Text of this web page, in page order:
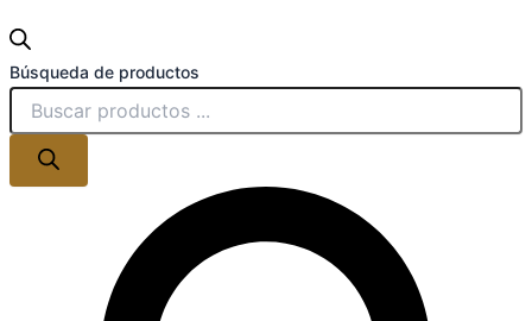
Búsqueda de productos